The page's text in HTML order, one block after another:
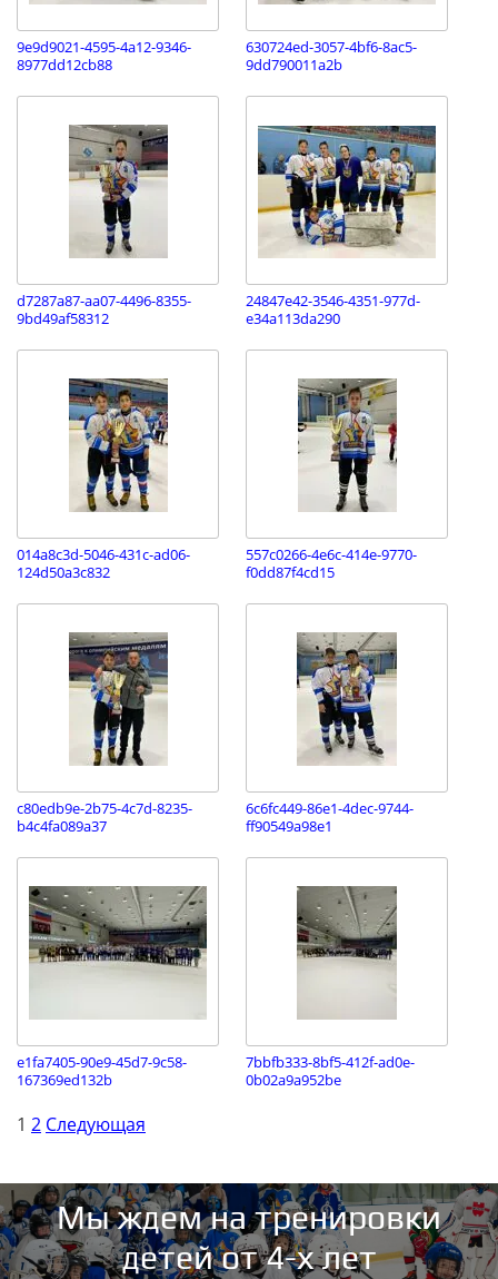
9e9d9021-4595-4a12-9346-
8977dd12cb88
630724ed-3057-4bf6-8ac5-
9dd790011a2b
d7287a87-aa07-4496-8355-
9bd49af58312
24847e42-3546-4351-977d-
e34a113da290
014a8c3d-5046-431c-ad06-
124d50a3c832
557c0266-4e6c-414e-9770-
f0dd87f4cd15
c80edb9e-2b75-4c7d-8235-
b4c4fa089a37
6c6fc449-86e1-4dec-9744-
ff90549a98e1
e1fa7405-90e9-45d7-9c58-
167369ed132b
7bbfb333-8bf5-412f-ad0e-
0b02a9a952be
1 2 Следующая
Мы ждем на тренировки
детей от 4-х лет